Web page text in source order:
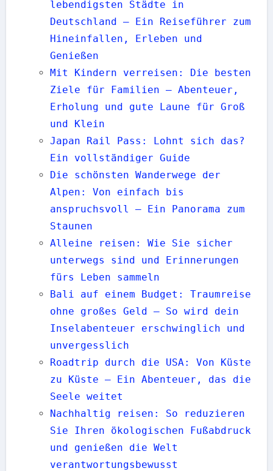
lebendigsten Städte in
Deutschland — Ein Reiseführer zum
Hineinfallen, Erleben und
Genießen
Mit Kindern verreisen: Die besten
Ziele für Familien — Abenteuer,
Erholung und gute Laune für Groß
und Klein
Japan Rail Pass: Lohnt sich das?
Ein vollständiger Guide
Die schönsten Wanderwege der
Alpen: Von einfach bis
anspruchsvoll – Ein Panorama zum
Staunen
Alleine reisen: Wie Sie sicher
unterwegs sind und Erinnerungen
fürs Leben sammeln
Bali auf einem Budget: Traumreise
ohne großes Geld — So wird dein
Inselabenteuer erschwinglich und
unvergesslich
Roadtrip durch die USA: Von Küste
zu Küste – Ein Abenteuer, das die
Seele weitet
Nachhaltig reisen: So reduzieren
Sie Ihren ökologischen Fußabdruck
und genießen die Welt
verantwortungsbewusst